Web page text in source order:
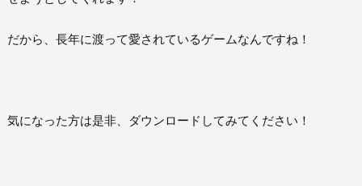
だから、長年に渡って愛されているゲームなんですね！
気になった方は是非、ダウンロードしてみてください！